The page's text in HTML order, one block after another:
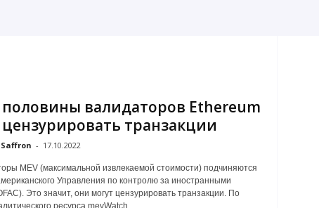
половины валидаторов Ethereum
цензурировать транзакции
Saffron - 17.10.2022
MEV (максимальной извлекаемой стоимости) подчиняются
Управления по контролю за иностранными
Это значит, они могут цензурировать транзакции. По
ресурса mevWatch...